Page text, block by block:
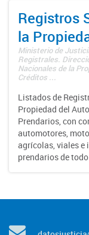
Registros
la
Ministerio de
Registrales.
Nacionales de la
Créditos ...
Listados de
Propiedad del
Prendarios, con
automotores,
agrícolas, viales e
prendarios de todo